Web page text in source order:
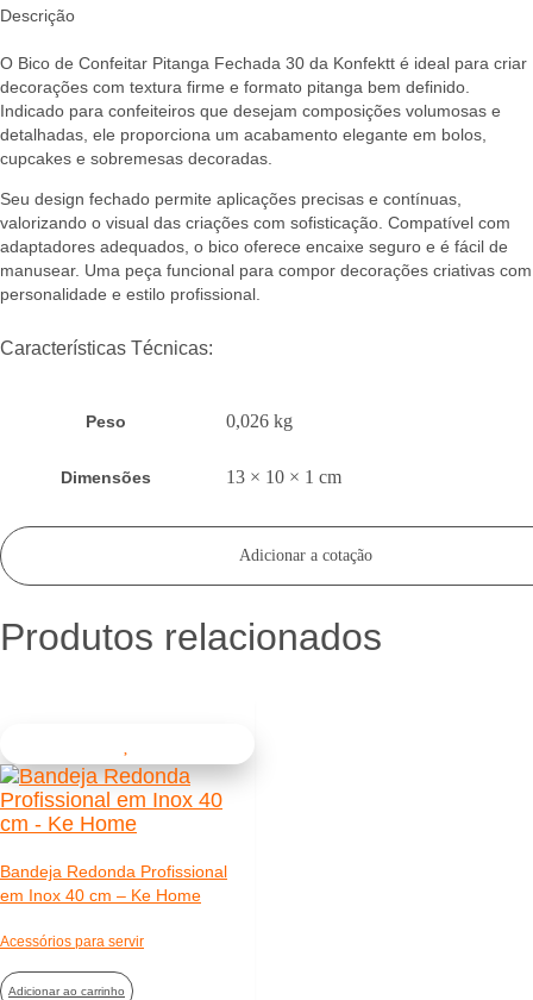
Descrição
O Bico de Confeitar Pitanga Fechada 30 da Konfektt é ideal para criar
decorações com textura firme e formato pitanga bem definido.
Indicado para confeiteiros que desejam composições volumosas e
detalhadas, ele proporciona um acabamento elegante em bolos,
cupcakes e sobremesas decoradas.
Seu design fechado permite aplicações precisas e contínuas,
valorizando o visual das criações com sofisticação. Compatível com
adaptadores adequados, o bico oferece encaixe seguro e é fácil de
manusear. Uma peça funcional para compor decorações criativas com
personalidade e estilo profissional.
Características Técnicas:
Peso 0,026 kg
Dimensões 13 × 10 × 1 cm
Adicionar a cotação
Produtos relacionados
Bandeja Redonda Profissional
em Inox 40 cm – Ke Home
Acessórios para servir
Adicionar ao carrinho